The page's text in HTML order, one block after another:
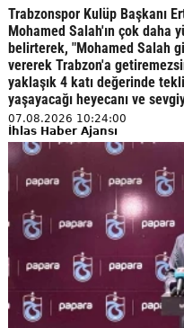
Trabzonspor Kulüp Başkanı
Mohamed Salah'ın çok
belirterek, "Mohamed Salah
vererek Trabzon'a
yaklaşık 4 katı değerinde
yaşayacağı heyecanı ve
07.08.2026 10:24:00
İhlas Haber Ajansı